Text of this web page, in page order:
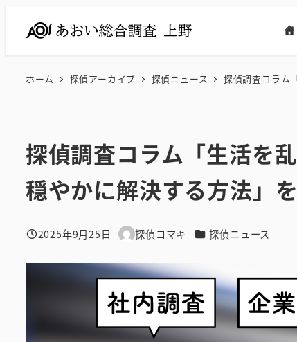
ホーム 探偵アーカイブ 探偵ニュース 探偵調査コラム
探偵調査コラム「生活を
穏やかに解決する方法」
投稿日
2025年9月25日
著
探偵コマキ カテゴリー
探偵ニュース